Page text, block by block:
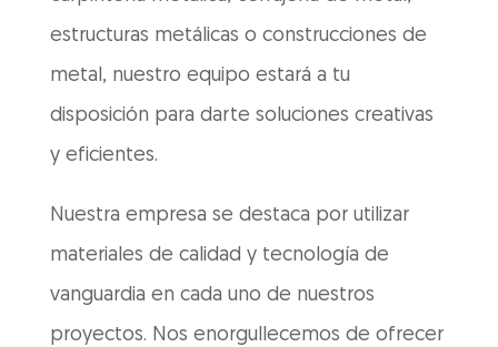
estructuras metálicas o construcciones de
metal, nuestro equipo estará a tu
disposición para darte soluciones creativas
y eficientes.
Nuestra empresa se destaca por utilizar
materiales de calidad y tecnología de
vanguardia en cada uno de nuestros
proyectos. Nos enorgullecemos de ofrecer